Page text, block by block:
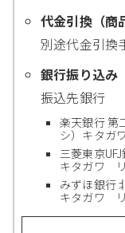
代金引換（商
別途代金引換
銀行振り込み
振込先銀行
楽天銀行 第
シ）キタガ
三菱東京
キタガワ
みずほ銀行
キタガワ